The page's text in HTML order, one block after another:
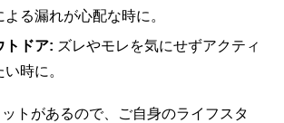
る漏れが心配な時に。
トドア: ズレやモレを気にせずアクティ
時に。
トがあるので、ご自身のライフスタ